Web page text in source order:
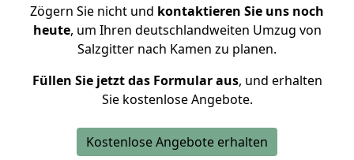
Zögern Sie nicht und kontaktieren Sie uns noch
heute, um Ihren deutschlandweiten Umzug von
Salzgitter nach Kamen zu planen.
Füllen Sie jetzt das Formular aus, und erhalten
Sie kostenlose Angebote.
Kostenlose Angebote erhalten